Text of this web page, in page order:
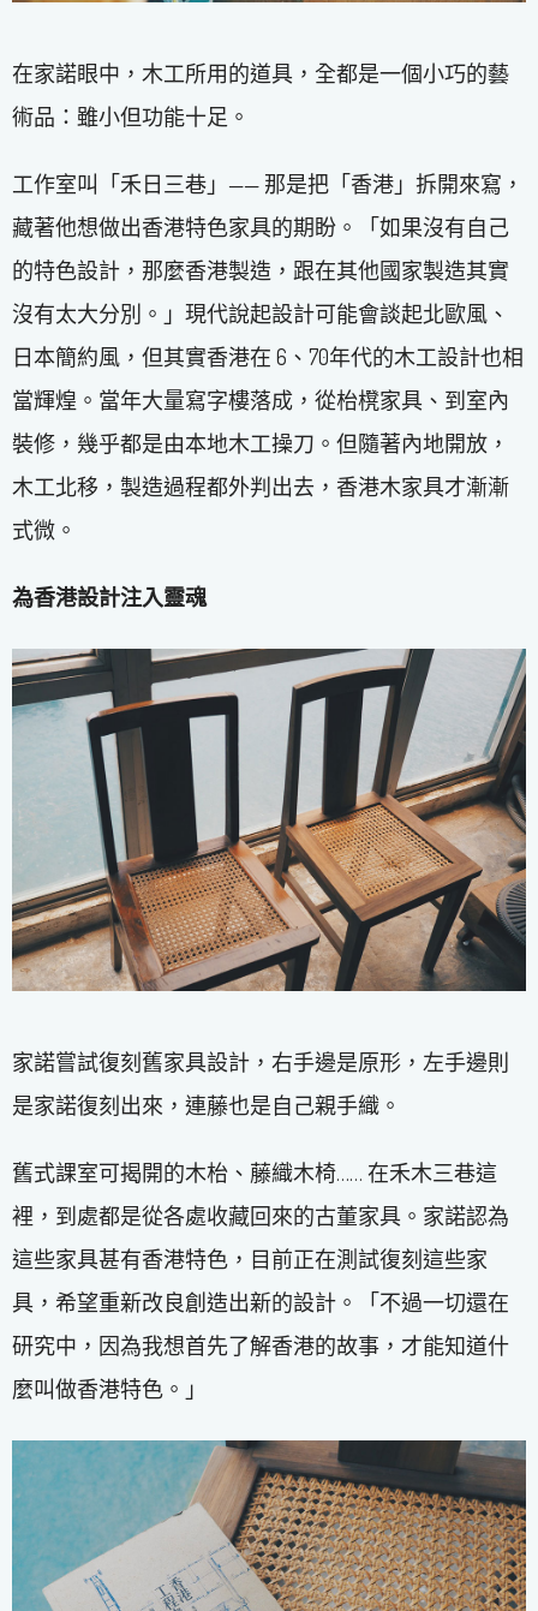
在家諾眼中，木工所用的道具，全都是一個小巧的藝
術品：雖小但功能十足。
工作室叫「禾日三巷」—— 那是把「香港」拆開來寫，
藏著他想做出香港特色家具的期盼。「如果沒有自己
的特色設計，那麼香港製造，跟在其他國家製造其實
沒有太大分別。」現代說起設計可能會談起北歐風、
日本簡約風，但其實香港在 6、70年代的木工設計也相
當輝煌。當年大量寫字樓落成，從枱櫈家具、到室內
裝修，幾乎都是由本地木工操刀。但隨著內地開放，
木工北移，製造過程都外判出去，香港木家具才漸漸
式微。
為香港設計注入靈魂
家諾嘗試復刻舊家具設計，右手邊是原形，左手邊則
是家諾復刻出來，連藤也是自己親手織。
舊式課室可揭開的木枱、藤織木椅…… 在禾木三巷這
裡，到處都是從各處收藏回來的古董家具。家諾認為
這些家具甚有香港特色，目前正在測試復刻這些家
具，希望重新改良創造出新的設計。「不過一切還在
研究中，因為我想首先了解香港的故事，才能知道什
麼叫做香港特色。」